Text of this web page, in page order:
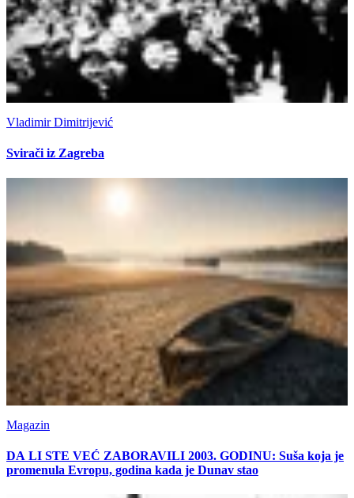
Vladimir Dimitrijević
Svirači iz Zagreba
Magazin
DA LI STE VEĆ ZABORAVILI 2003. GODINU: Suša koja je
promenula Evropu, godina kada je Dunav stao